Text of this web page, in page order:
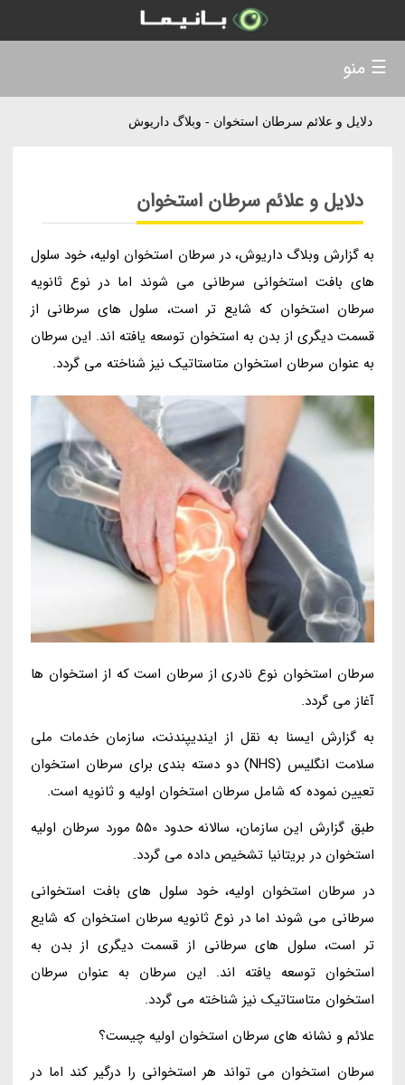
دلایل و علائم سرطان استخوان - وبلاگ داریوش
دلایل و علائم سرطان استخوان
به گزارش وبلاگ داریوش، در سرطان استخوان اولیه، خود سلول
های بافت استخوانی سرطانی می شوند اما در نوع ثانویه
سرطان استخوان که شایع تر است، سلول های سرطانی از
قسمت دیگری از بدن به استخوان توسعه یافته اند. این سرطان
به عنوان سرطان استخوان متاستاتیک نیز شناخته می گردد.
سرطان استخوان نوع نادری از سرطان است که از استخوان ها
آغاز می گردد.
به گزارش ایسنا به نقل از ایندیپندنت، سازمان خدمات ملی
سلامت انگلیس (NHS) دو دسته بندی برای سرطان استخوان
تعیین نموده که شامل سرطان استخوان اولیه و ثانویه است.
طبق گزارش این سازمان، سالانه حدود 550 مورد سرطان اولیه
استخوان در بریتانیا تشخیص داده می گردد.
در سرطان استخوان اولیه، خود سلول های بافت استخوانی
سرطانی می شوند اما در نوع ثانویه سرطان استخوان که شایع
تر است، سلول های سرطانی از قسمت دیگری از بدن به
استخوان توسعه یافته اند. این سرطان به عنوان سرطان
استخوان متاستاتیک نیز شناخته می گردد.
علائم و نشانه های سرطان استخوان اولیه چیست؟
سرطان استخوان می تواند هر استخوانی را درگیر کند اما در
☰ منو